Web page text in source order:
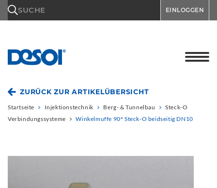
SUCHE EINLOGGEN
ZURÜCK ZUR ARTIKELÜBERSICHT
Startseite Injektionstechnik Berg- & Tunnelbau
Steck-O
Verbindungssysteme
Winkelmuffe 90° Steck-O beidseitig DN10